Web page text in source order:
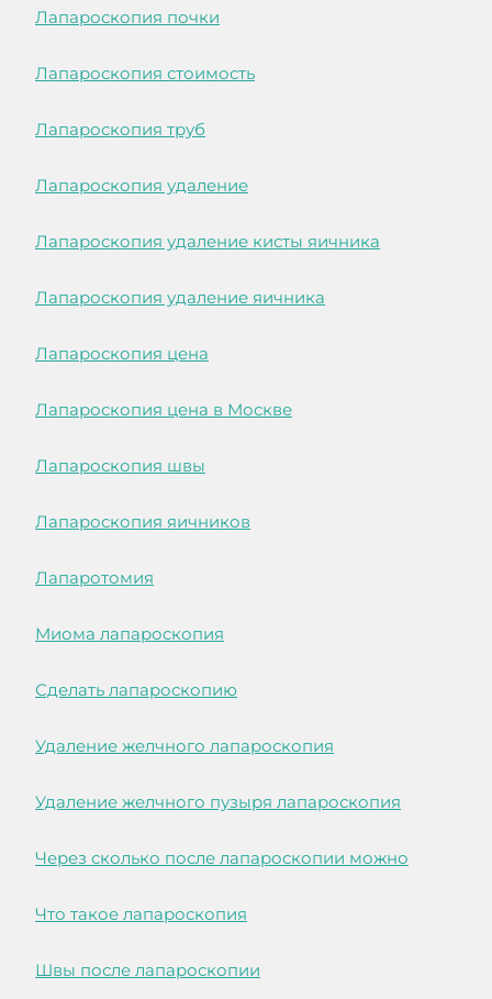
Лапароскопия почки
Лапароскопия стоимость
Лапароскопия труб
Лапароскопия удаление
Лапароскопия удаление кисты яичника
Лапароскопия удаление яичника
Лапароскопия цена
Лапароскопия цена в Москве
Лапароскопия швы
Лапароскопия яичников
Лапаротомия
Миома лапароскопия
Сделать лапароскопию
Удаление желчного лапароскопия
Удаление желчного пузыря лапароскопия
Через сколько после лапароскопии можно
Что такое лапароскопия
Швы после лапароскопии